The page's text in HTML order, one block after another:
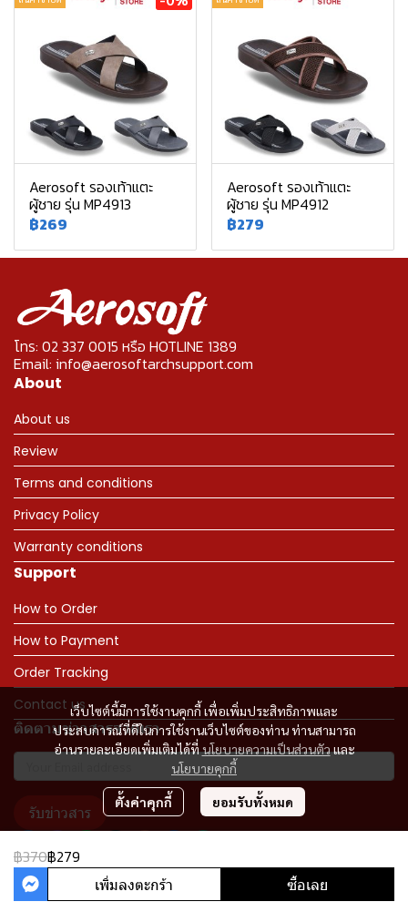
Aerosoft รองเท้าแตะ
ผู้ชาย รุ่น MP4913
฿269
Aerosoft รองเท้าแตะ
ผู้ชาย รุ่น MP4912
฿279
฿370฿279
เพิ่มลงตะกร้า ซื้อเลย
เว็บไซต์นี้มีการใช้งานคุกกี้ เพื่อเพิ่มประสิทธิภาพและ
ประสบการณ์ที่ดีในการใช้งานเว็บไซต์ของท่าน ท่านสามารถ
อ่านรายละเอียดเพิ่มเติมได้ที่นโยบายความเป็นส่วนตัวและ
นโยบายคุกกี้
ตั้งค่าคุกกี้ ยอมรับทั้งหมด
โทร: 02 337 0015 หรือ HOTLINE 1389
Email: info@aerosoftarchsupport.com
About
About us
Review
Terms and conditions
Privacy Policy
Warranty conditions
Support
How to Order
How to Payment
Order Tracking
Contact us
ติดตามข่าวสารจากเรา
รับข่าวสาร
Copyright 2023 | All Rights Reserved | Powered by MWE